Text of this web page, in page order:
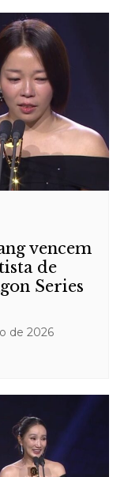
vencem
de
Series
de 2026